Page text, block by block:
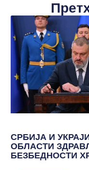
СРБИЈА И
ОБЛАСТИ
БЕЗБЕДНОСТИ